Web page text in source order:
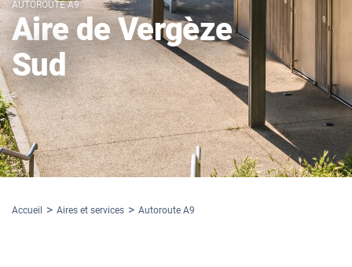
AUTOROUTE A9
Aire de Vergèze
Sud
Accueil Aires et services Autoroute A9